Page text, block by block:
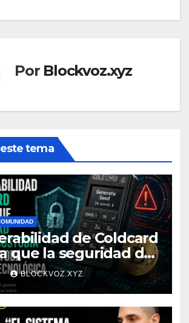
Por Blockvoz.xyz
tema
de Coldcard
que la seguridad de
depende de
tecnológica,
Research
BLOCKVOZ.XYZ